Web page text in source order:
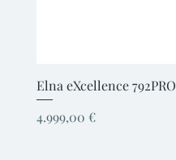
Elna eXcellence 792PRO
Preis
4.999,00 €